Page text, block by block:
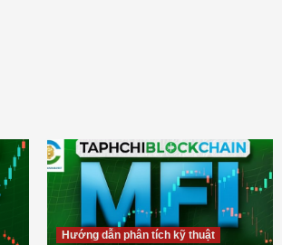
Hướng dẫn phân tích kỹ thuật